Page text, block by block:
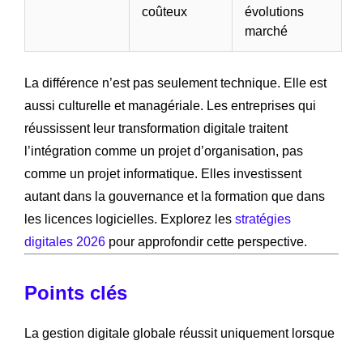
coûteux
évolutions
marché
La différence n’est pas seulement technique. Elle est
aussi culturelle et managériale. Les entreprises qui
réussissent leur transformation digitale traitent
l’intégration comme un projet d’organisation, pas
comme un projet informatique. Elles investissent
autant dans la gouvernance et la formation que dans
les licences logicielles. Explorez les stratégies
digitales 2026 pour approfondir cette perspective.
Points clés
La gestion digitale globale réussit uniquement lorsque